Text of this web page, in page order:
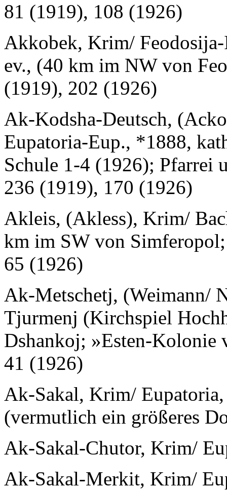
81 (1919), 108 (1926)
Akkobek, Krim/
ev., (40 km im NW von
(1919), 202 (1926)
Ak-Kodsha-Deutsch,
Eupatoria-Eup., *1888,
Schule 1-4 (1926); Pfarrei
236 (1919), 170 (1926)
Akleis, (Akless), Krim/
km im SW von
65 (1926)
Ak-Metschetj, (Weimann/
Tjurmenj (Kirchspiel
Dshankoj; »Esten-Kolonie
41 (1926)
Ak-Sakal, Krim/
(vermutlich ein größeres
Ak-Sakal-Chutor, Krim/
Ak-Sakal-Merkit, Krim/